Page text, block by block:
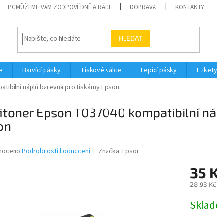
POMŮŽEME VÁM ZODPOVĚDNĚ A RÁDI DOPRAVA KONTAKTY
HLEDAT
Barvící pásky Tiskové válce Lepící pásky Etikety
náplň barevná pro tiskárny Epson
Epson T037040 kompatibilní
Podrobnosti hodnocení Značka: Epson
35
28,93 Kč
cena: